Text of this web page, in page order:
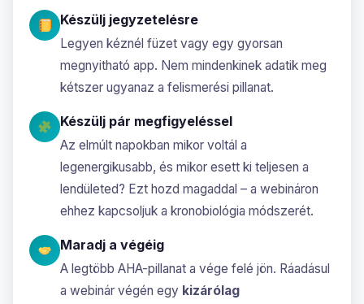
Készülj jegyzetelésre
Legyen kéznél füzet vagy egy gyorsan
megnyitható app. Nem mindenkinek adatik meg
kétszer ugyanaz a felismerési pillanat.
Készülj pár megfigyeléssel
Az elmúlt napokban mikor voltál a
legenergikusabb, és mikor esett ki teljesen a
lendületed? Ezt hozd magaddal – a webináron
ehhez kapcsoljuk a kronobiológia módszerét.
Maradj a végéig
A legtöbb AHA-pillanat a vége felé jön. Ráadásul
a webinár végén egy kizárólag